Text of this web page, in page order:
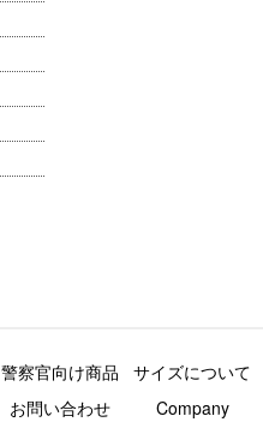
警察官向け商品
サイズについて
お問い合わせ Company